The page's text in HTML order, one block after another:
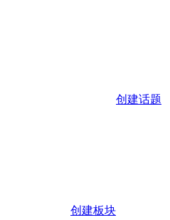
创建话题
创建板块